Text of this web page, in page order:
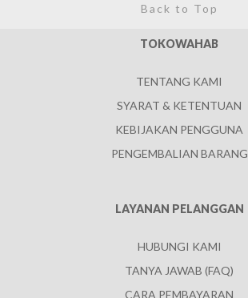
Back to Top
TOKOWAHAB
TENTANG KAMI
SYARAT & KETENTUAN
KEBIJAKAN PENGGUNA
PENGEMBALIAN BARANG
LAYANAN PELANGGAN
HUBUNGI KAMI
TANYA JAWAB (FAQ)
CARA PEMBAYARAN